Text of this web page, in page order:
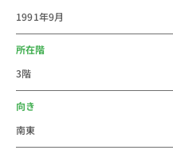
1991年9月
所在階
3階
向き
南東